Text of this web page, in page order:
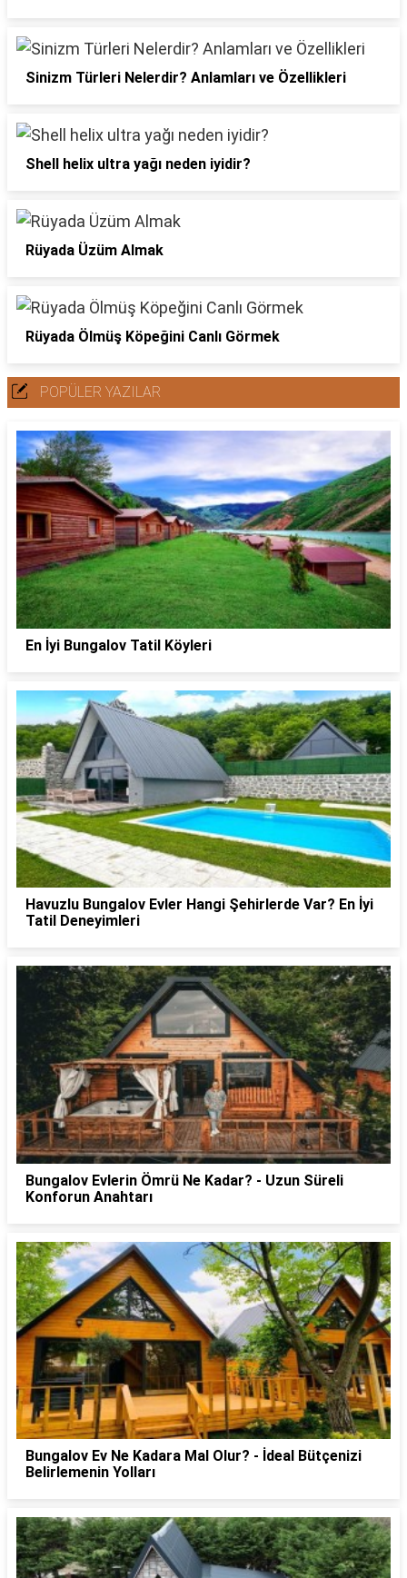
Sinizm Türleri Nelerdir? Anlamları ve Özellikleri
Shell helix ultra yağı neden iyidir?
Rüyada Üzüm Almak
Rüyada Ölmüş Köpeğini Canlı Görmek
POPÜLER YAZILAR
En İyi Bungalov Tatil Köyleri
Havuzlu Bungalov Evler Hangi Şehirlerde Var? En İyi
Tatil Deneyimleri
Bungalov Evlerin Ömrü Ne Kadar? - Uzun Süreli
Konforun Anahtarı
Bungalov Ev Ne Kadara Mal Olur? - İdeal Bütçenizi
Belirlemenin Yolları